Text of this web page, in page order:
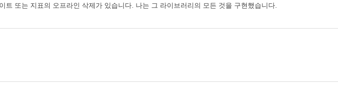
또는 지표의 오프라인 삭제가 있습니다. 나는 그 라이브러리의 모든 것을 구현했습니다.